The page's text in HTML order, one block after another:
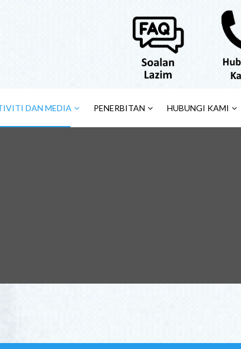
DAN MEDIA PENERBITAN HUBUNGI KAMI